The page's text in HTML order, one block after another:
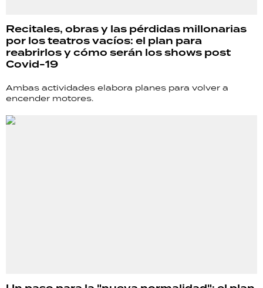
Recitales, obras y las pérdidas millonarias
por los teatros vacíos: el plan para
reabrirlos y cómo serán los shows post
Covid-19
Ambas actividades elabora planes para volver a
encender motores.